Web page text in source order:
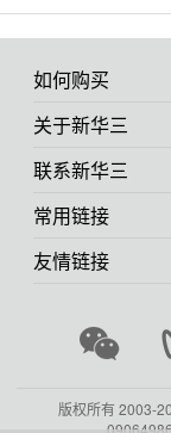
如何购买
关于新华三
联系新华三
常用链接
友情链接
版权所有 2003-